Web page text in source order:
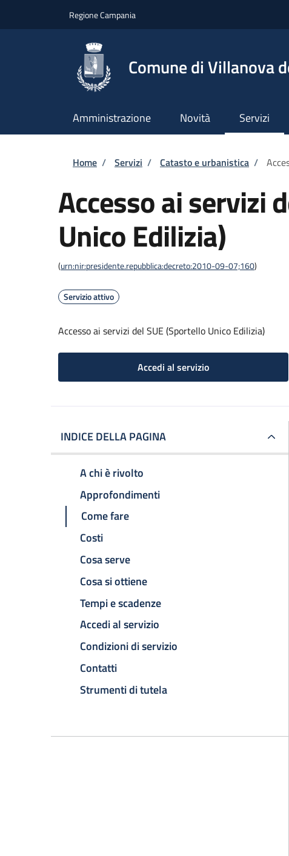
Regione Campania
Comune di Villanova
Amministrazione Novità Servizi
Briciole di pane
Home / Servizi / Catasto e urbanistica /
Accesso ai servizi
Unico Edilizia)
(urn:nir:presidente.repubblica:decreto:2010-09-07;160)
Servizio attivo
Accesso ai servizi del SUE (Sportello Unico Edilizia)
Accedi al servizio
INDICE DELLA PAGINA
A chi è rivolto
Approfondimenti
Come fare
Costi
Cosa serve
Cosa si ottiene
Tempi e scadenze
Accedi al servizio
Condizioni di servizio
Contatti
Strumenti di tutela